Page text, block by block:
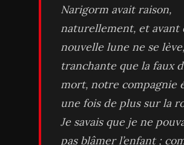
Narigorm avait raison,
naturellement, et avant
nouvelle lune ne se
tranchante que la faux
mort, notre compagnie
une fois de plus sur la
Je savais que je ne
pas blâmer l’enfant ;